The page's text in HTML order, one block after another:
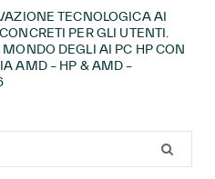
TECNOLOGICA AI
PER GLI UTENTI.
MONDO DEGLI AI PC HP CON
AMD – HP & AMD –